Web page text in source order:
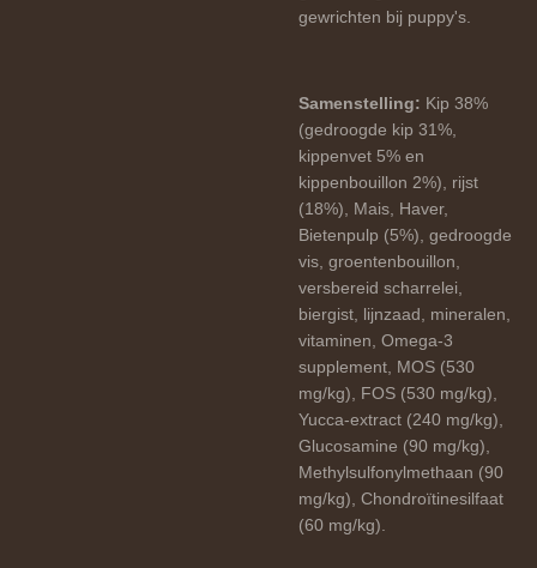
gewrichten bij puppy's.
Samenstelling: Kip 38%
(gedroogde kip 31%,
kippenvet 5% en
kippenbouillon 2%), rijst
(18%), Mais, Haver,
Bietenpulp (5%), gedroogde
vis, groentenbouillon,
versbereid scharrelei,
biergist, lijnzaad, mineralen,
vitaminen, Omega-3
supplement, MOS (530
mg/kg), FOS (530 mg/kg),
Yucca-extract (240 mg/kg),
Glucosamine (90 mg/kg),
Methylsulfonylmethaan (90
mg/kg), Chondroïtinesilfaat
(60 mg/kg).